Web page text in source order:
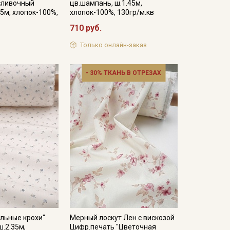
хлопок-100%,
цв.шампань, ш.1.45м,
хлопок-100%, 130гр/м.кв
710 руб.
Только онлайн-заказ
крохи"
- 30% ТКАНЬ В ОТРЕЗАХ
Мерный лоскут Лен с вискозой
Цифр.печать "Цветочная